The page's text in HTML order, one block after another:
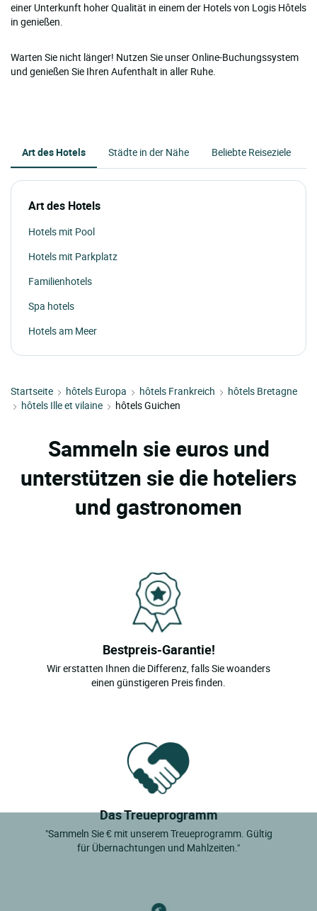
einer Unterkunft hoher Qualität in einem der Hotels von Logis Hôtels
in genießen.
Warten Sie nicht länger! Nutzen Sie unser Online-Buchungssystem
und genießen Sie Ihren Aufenthalt in aller Ruhe.
Art des Hotels Städte in der Nähe Beliebte Reiseziele
Art des Hotels
Hotels mit Pool
Hotels mit Parkplatz
Familienhotels
Spa hotels
Hotels am Meer
Startseite hôtels Europa hôtels Frankreich
hôtels Bretagne
hôtels Ille et vilaine
hôtels Guichen
Sammeln sie euros und
unterstützen sie die hoteliers
und gastronomen
Bestpreis-Garantie!
Wir erstatten Ihnen die Differenz, falls Sie woanders
einen günstigeren Preis finden.
Das Treueprogramm
"Sammeln Sie € mit unserem Treueprogramm. Gültig
für Übernachtungen und Mahlzeiten."